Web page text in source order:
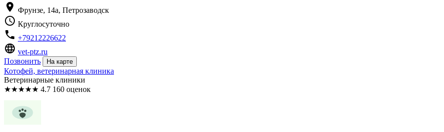
location_on Фрунзе, 14а, Петрозаводск
schedule Круглосуточно
phone +79212226622
language vet-ptz.ru
Позвонить
На карте
Котофей, ветеринарная клиника
Ветеринарные клиники
★★★★★ 4.7 160 оценок